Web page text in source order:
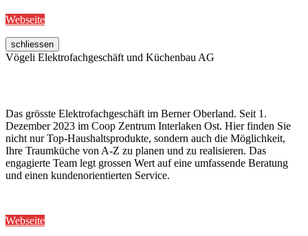
Webseite
schliessen
Vögeli Elektrofachgeschäft und Küchenbau AG
Das grösste Elektrofachgeschäft im Berner Oberland. Seit 1.
Dezember 2023 im Coop Zentrum Interlaken Ost. Hier finden Sie
nicht nur Top-Haushaltsprodukte, sondern auch die Möglichkeit,
Ihre Traumküche von A-Z zu planen und zu realisieren. Das
engagierte Team legt grossen Wert auf eine umfassende Beratung
und einen kundenorientierten Service.
Webseite